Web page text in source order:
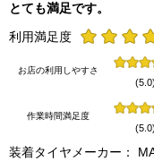
とても満足です。
利用満足度
お店の利用しやすさ
(5.0)
作業時間満足度
(5.0)
装着タイヤメーカー：